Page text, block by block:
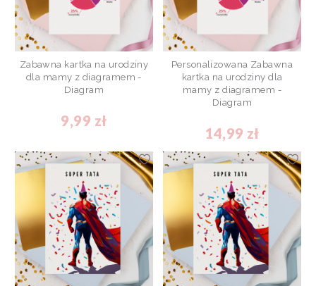
Zabawna kartka na urodziny
dla mamy z diagramem -
Diagram
9,99 zł
Personalizowana Zabawna
kartka na urodziny dla
mamy z diagramem -
Diagram
14,99 zł